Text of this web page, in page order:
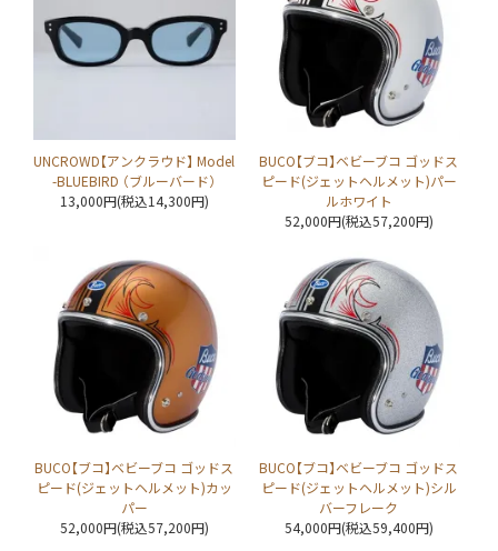
UNCROWD【アンクラウド】 Model
-BLUEBIRD （ブルーバード）
13,000円(税込14,300円)
BUCO【ブコ】ベビーブコ ゴッドス
ピード(ジェットヘルメット)パー
ルホワイト
52,000円(税込57,200円)
BUCO【ブコ】ベビーブコ ゴッドス
ピード(ジェットヘルメット)カッ
パー
52,000円(税込57,200円)
BUCO【ブコ】ベビーブコ ゴッドス
ピード(ジェットヘルメット)シル
バーフレーク
54,000円(税込59,400円)